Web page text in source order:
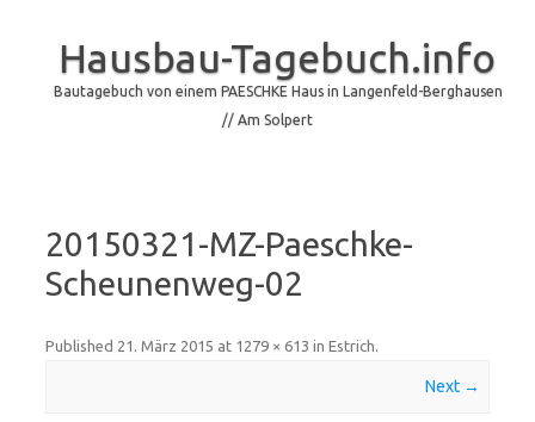
Hausbau-Tagebuch.info
Bautagebuch von einem PAESCHKE Haus in Langenfeld-Berghausen
// Am Solpert
20150321-MZ-Paeschke-
Scheunenweg-02
Published 21. März 2015 at 1279 × 613 in Estrich.
Next →